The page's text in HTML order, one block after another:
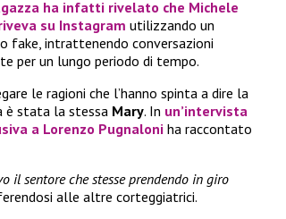
ha infatti rivelato che Michele
su Instagram utilizzando un
fake, intrattenendo conversazioni
per un lungo periodo di tempo.
le ragioni che l’hanno spinta a dire la
è stata la stessa Mary. In un’intervista
a Lorenzo Pugnaloniha raccontato
il sentore che stesse prendendo in giro
alle altre corteggiatrici.